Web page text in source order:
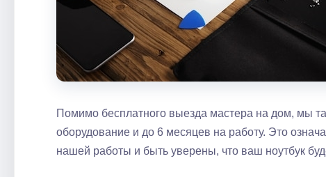
Помимо бесплатного выезда мастера на дом, мы
оборудование и до 6 месяцев на работу. Это
нашей работы и быть уверены, что ваш ноутбук